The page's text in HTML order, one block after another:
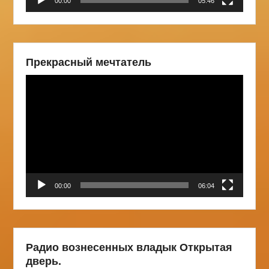
Прекрасный мечтатель
00:00 06:04
Радио вознесенных владык Открытая
дверь.